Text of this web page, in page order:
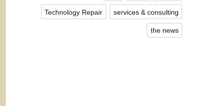
services & consulting
Technology Repair
the news